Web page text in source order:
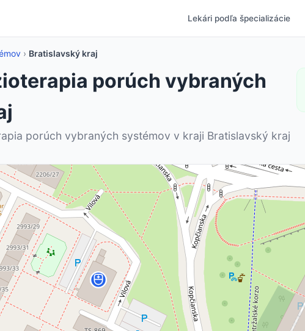
Lekári podľa špecializácie
› Bratislavský kraj
porúch vybraných
porúch vybraných systémov v kraji Bratislavský kraj